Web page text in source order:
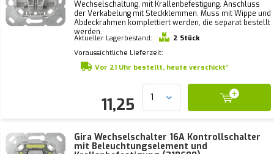
Wechselschaltung, mit Krallenbefestigung. Anschluss
der Verkabelung mit Steckklemmen. Muss mit Wippe und
Abdeckrahmen komplettiert werden, die separat bestellt
werden.
Aktueller Lagerbestand:
2 Stück
Voraussichtliche Lieferzeit:
Vor 21 Uhr bestellt, heute verschickt*
11,25
Gira Wechselschalter 16A Kontrollschalter
mit Beleuchtungselement und